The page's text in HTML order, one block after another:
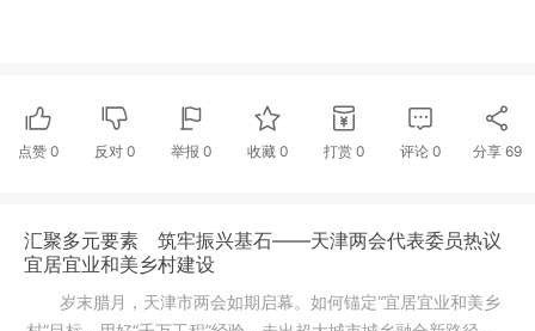
点赞 0 反对 0 举报 0 收藏 0 打赏 0 评论 0 分享 69
汇聚多元要素 筑牢振兴基石——天津两会代表委员热议
宜居宜业和美乡村建设
岁末腊月，天津市两会如期启幕。如何锚定“宜居宜业和美乡